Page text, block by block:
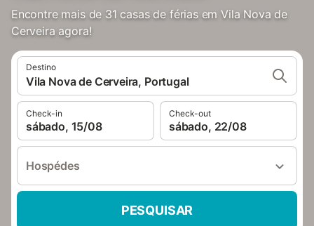
Encontre mais de 31 casas de férias em Vila Nova de
Cerveira agora!
Destino
Vila Nova de Cerveira, Portugal
Check-in
sábado, 15/08
Check-out
sábado, 22/08
Hospédes
PESQUISAR